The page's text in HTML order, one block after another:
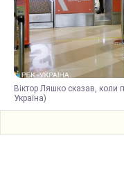
Віктор Ляшко сказав, коли
Україна)